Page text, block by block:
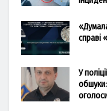
справі
У
обшуки: